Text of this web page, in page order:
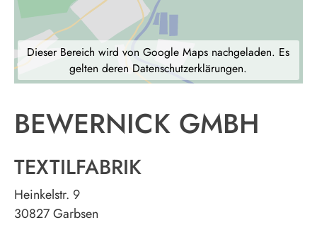
Dieser Bereich wird von Google Maps nachgeladen. Es
gelten deren Datenschutzerklärungen.
BEWERNICK GMBH
TEXTILFABRIK
Heinkelstr. 9
30827 Garbsen